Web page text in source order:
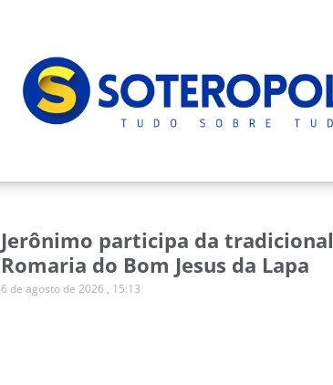
Jerônimo participa da tradicional
Romaria do Bom Jesus da Lapa
6 de agosto de 2026 15:13